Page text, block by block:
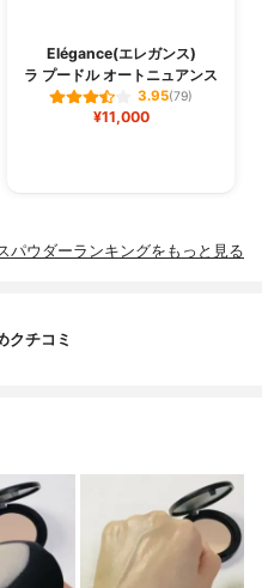
Elégance(エレガンス)
ラ プードル オートニュアンス
3.95(79)
¥11,000
パウダーランキングをもっと見る
クチコミ